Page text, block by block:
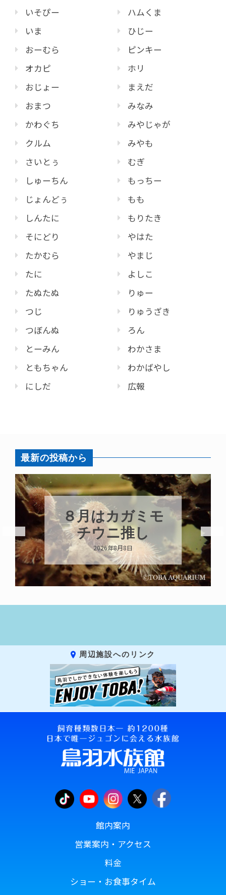
いそぴー
いま
おーむら
オカピ
おじょー
おまつ
かわぐち
クルム
さいとぅ
しゅーちん
じょんどぅ
しんたに
そにどり
たかむら
たに
たぬたぬ
つじ
つぼんぬ
とーみん
ともちゃん
にしだ
ハムくま
ひじー
ピンキー
ホリ
まえだ
みなみ
みやじゃが
みやも
むぎ
もっちー
もも
もりたき
やはた
やまじ
よしこ
りゅー
りゅうざき
ろん
わかさま
わかばやし
広報
最新の投稿から
８月はカガミモ
チウニ推し
2026年8月8日
周辺施設へのリンク
館内案内
営業案内・アクセス
料金
ショー・お食事タイム